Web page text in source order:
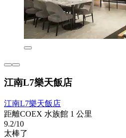
江南L7樂天飯店
江南L7樂天飯店
距離COEX 水族館 1 公里
9.2/10
太棒了